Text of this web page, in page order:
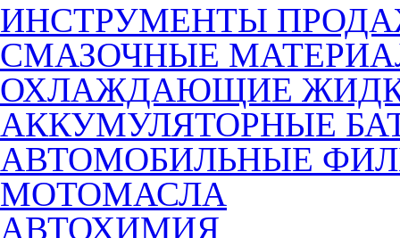
ИНСТРУМЕНТЫ
СМАЗОЧНЫЕ
ОХЛАЖДАЮЩИЕ
АККУМУЛЯТОРНЫЕ
АВТОМОБИЛЬНЫЕ
МОТОМАСЛА
АВТОХИМИЯ